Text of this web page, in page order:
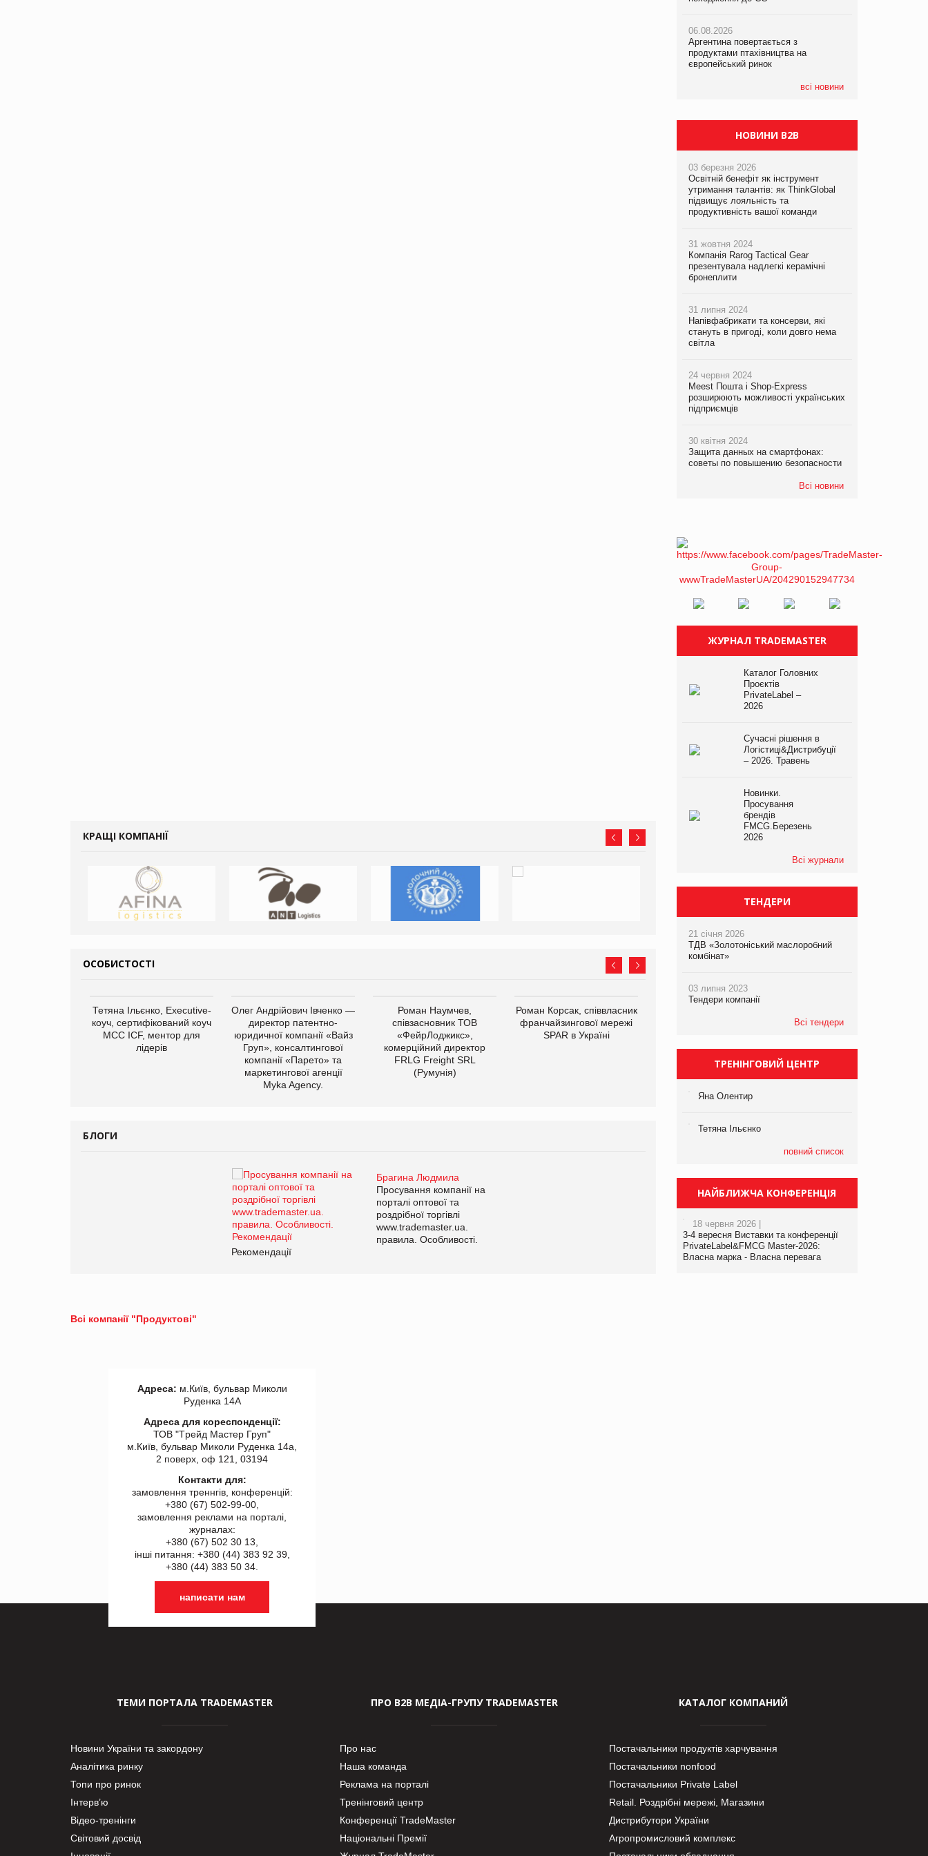
КРАЩІ КОМПАНІЇ
ОСОБИСТОСТІ
Тетяна Ільєнко, Executive-
коуч, сертифікований коуч
МСС ICF, ментор для
лідерів
Олег Андрійович Івченко —
директор патентно-
юридичної компанії «Вайз
Груп», консалтингової
компанії «Парето» та
маркетингової агенції
Myka Agency.
Роман Наумчев,
співзасновник ТОВ
«ФейрЛоджикс»,
комерційний директор
FRLG Freight SRL
(Румунія)
Роман Корсак, співвласник
франчайзингової мережі
SPAR в Україні
виробництва
компанії «УкраМарин»
БЛОГИ
Брагина Людмила
Просування компанії на
порталі оптової та
роздрібної торгівлі
www.trademaster.ua.
правила. Особливості.
Рекомендації
Брагина Людмила
Просування компанії на
www.trademaster.ua.
правила. Особливості.
Всі компанії "Продуктові"
06.08.2026
Аргентина повертається з
продуктами птахівництва на
європейський ринок
всі новини
05.08.2026
Смачне поповнення дитячого меню:
у VARUS з’явилися новинки від ТМ
ТОКЕРИ
хлібобулочні вироби на
PrivateLabel&FMCG Master 2026
06.08.2026
Аргентина повертається з
продуктами птахівництва на
європейський ринок
НОВИНИ B2B
03 березня 2026
Освітній бенефіт як інструмент
утримання талантів: як ThinkGlobal
підвищує лояльність та
продуктивність вашої команди
31 жовтня 2024
Компанія Rarog Tactical Gear
презентувала надлегкі керамічні
бронеплити
31 липня 2024
Напівфабрикати та консерви, які
стануть в пригоді, коли довго нема
світла
24 червня 2024
Meest Пошта і Shop-Express
розширюють можливості українських
підприємців
30 квітня 2024
Защита данных на смартфонах:
советы по повышению безопасности
Всі новини
ЖУРНАЛ TRADEMASTER
Каталог Головних
Проєктів
PrivateLabel –
2026
Сучасні рішення в
Логістиці&Дистрибуції
– 2026. Травень
Новинки.
Просування
брендів
FMCG.Березень
2026
Всі журнали
ТЕНДЕРИ
21 січня 2026
ТДВ «Золотоніський маслоробний
комбінат»
03 липня 2023
Тендери компанії
Всі тендери
ТРЕНІНГОВИЙ ЦЕНТР
Яна Олентир
Тетяна Ільєнко
повний список
НАЙБЛИЖЧА КОНФЕРЕНЦІЯ
18 червня 2026 |
3-4 вересня Виставки та конференції
PrivateLabel&FMCG Master-2026:
Власна марка - Власна перевага
Адреса: м.Київ, бульвар Миколи
Руденка 14А
Адреса для кореспонденції:
ТОВ "Tрейд Мастер Груп"
м.Київ, бульвар Миколи Руденка 14а,
2 поверх, оф 121, 03194
Контакти для:
замовлення треннгів, конференцій:
+380 (67) 502-99-00,
замовлення реклами на порталі,
журналах:
+380 (67) 502 30 13,
інші питання: +380 (44) 383 92 39,
+380 (44) 383 50 34.
написати нам
ТЕМИ ПОРТАЛА TRADEMASTER
Новини України та закордону
Аналітика ринку
Топи про ринок
Інтерв’ю
Відео-тренінги
Світовий досвід
ПРО В2В МЕДІА-ГРУПУ TRADEMASTER
Про нас
Наша команда
Реклама на порталі
Тренінговий центр
Конференції TradeMaster
Національні Премії
КАТАЛОГ КОМПАНИЙ
Постачальники продуктів харчування
Постачальники nonfood
Постачальники Private Label
Retail. Роздрібні мережі, Магазини
Дистрибутори України
Агропромисловий комплекс